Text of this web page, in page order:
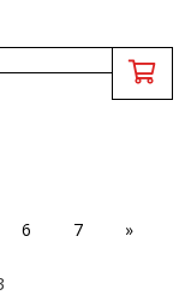
6 7 »